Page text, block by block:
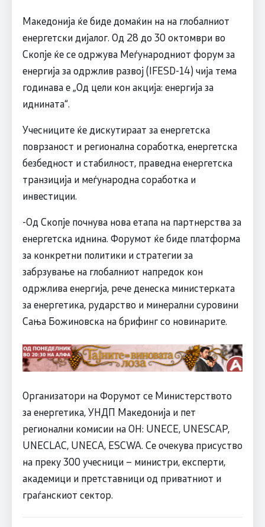
Македонија ќе биде домаќин на на глобалниот
енергетски дијалог. Од 28 до 30 октомври во
Скопје ќе се одржува Меѓународниот форум за
енергија за одржлив развој (IFESD-14) чија тема
годинава е „Од цели кон акција: енергија за
иднината“.
Учесниците ќе дискутираат за енергетска
поврзаност и регионална соработка, енергетска
безбедност и стабилност, праведна енергетска
транзиција и меѓународна соработка и
инвестиции.
-Од Скопје почнува нова етапа на партнерства за
енергетска иднина. Форумот ќе биде платформа
за конкретни политики и стратегии за
забрзување на глобалниот напредок кон
одржлива енергија, рече денеска министерката
за енергетика, рударство и минерални суровини
Сања Божиновска на брифинг со новинарите.
Организатори на Форумот се Министерството
за енергетика, УНДП Македонија и пет
регионални комисии на ОН: UNECE, UNESCAP,
UNECLAC, UNECA, ESCWA. Се очекува присуство
на преку 300 учесници – министри, експерти,
академици и претставници од приватниот и
граѓанскиот сектор.